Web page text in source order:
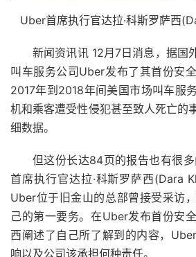
Uber首席执行官达拉·科斯罗萨西
新闻资讯讯 12月7日消息，据国
叫车服务公司Uber发布了其首份安
2017年到2018年间美国市场叫车服
机和乘客遭受性侵犯甚至致人死亡的
细数据。
但这份长达84页的报告也有很
首席执行官达拉·科斯罗萨西(Dara
Uber位于旧金山的总部曾接受采访
己的第一要务。在Uber发布首份安
西阐述了自己所了解到的内容，
响以及公司该承担何种责任。